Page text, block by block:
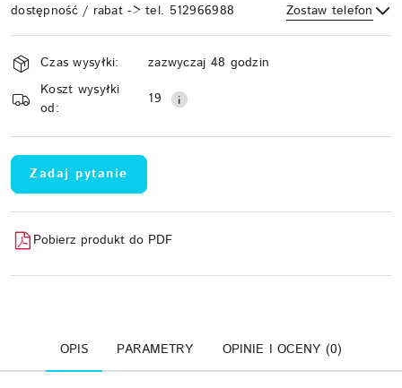
dostępność / rabat -> tel. 512966988 Zostaw telefon
Wyślij
Dostępność
i
dostawa
Czas wysyłki:
zazwyczaj 48 godzin
Koszt wysyłki
od:
19
Zadaj pytanie
Pobierz produkt do PDF
OPIS PARAMETRY OPINIE I OCENY (0)